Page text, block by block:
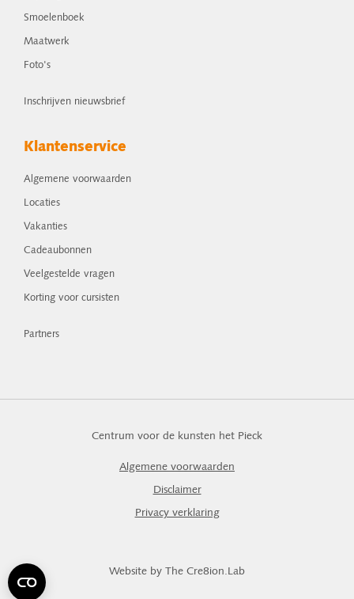
Smoelenboek
Maatwerk
Foto's
Inschrijven nieuwsbrief
Klantenservice
Algemene voorwaarden
Locaties
Vakanties
Cadeaubonnen
Veelgestelde vragen
Korting voor cursisten
Partners
Centrum voor de kunsten het Pieck
Algemene voorwaarden
Disclaimer
Privacy verklaring
Website by The Cre8ion.Lab